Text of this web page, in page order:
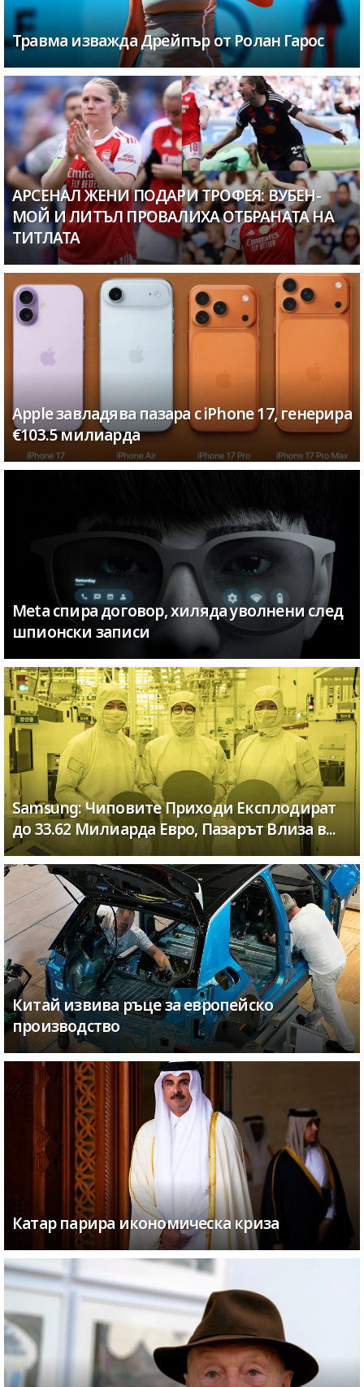
Травма изважда Дрейпър от Ролан Гарос
АРСЕНАЛ ЖЕНИ ПОДАРИ ТРОФЕЯ: ВУБЕН-
МОЙ И ЛИТЪЛ ПРОВАЛИХА ОТБРАНАТА НА
ТИТЛАТА
Apple завладява пазара с iPhone 17, генерира
€103.5 милиарда
Meta спира договор, хиляда уволнени след
шпионски записи
Samsung: Чиповите Приходи Експлодират
до 33.62 Милиарда Евро, Пазарът Влиза в...
Китай извива ръце за европейско
производство
Катар парира икономическа криза